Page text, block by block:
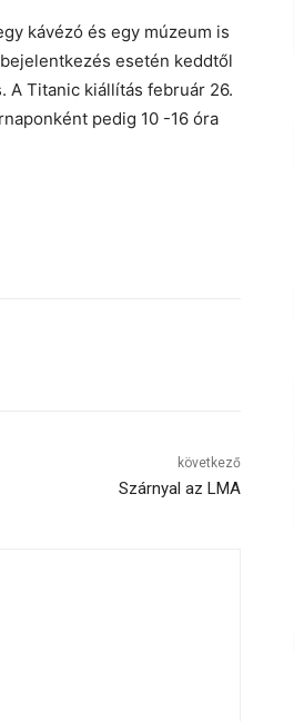
kávézó és egy múzeum is
esetén keddtől
A Titanic kiállítás február 26.
pedig 10 -16 óra
következő
Szárnyal az LMA